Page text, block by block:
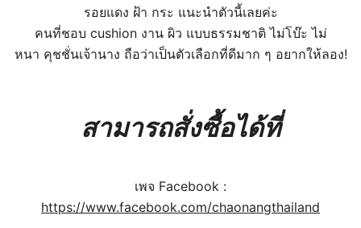
รอยแดง ฝ้า กระ แนะนำตัวนี้เลยค่ะ
คนที่ชอบ cushion งาน ผิว แบบธรรมชาติ ไม่โบ๊ะ ไม่
หนา คุชชั่นเจ้านาง ถือว่าเป็นตัวเลือกที่ดีมาก ๆ อยากให้ลอง!
สามารถสั่งซื้อได้ที่
เพจ Facebook :
https://www.facebook.com/chaonangthailand